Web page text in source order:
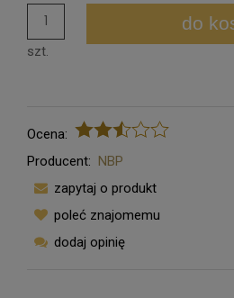
szt.
do
Ocena:
Producent:
NBP
zapytaj o produkt
poleć znajomemu
dodaj opinię